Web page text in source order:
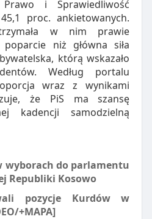
i Sprawiedliwość
proc. ankietowanych.
w nim prawie
niż główna siła
którą wskazało
Według portalu
wraz z wynikami
że PiS ma szansę
kadencji samodzielną
wyborach do parlamentu
Republiki Kosowo
pozycje Kurdów w
+MAPA]